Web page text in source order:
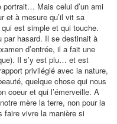
portrait… Mais celui d’un ami
et à mesure qu’il vit sa
est simple et qui touche.
par hasard. Il se destinait à
d’entrée, il a fait une
Il s’y est plu… et est
privilégié avec la nature,
quelque chose qui nous
coeur et qui l’émerveille. A
mère la terre, non pour la
faire vivre la manière si